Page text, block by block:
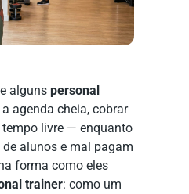
alguns personal
agenda cheia, cobrar
livre — enquanto
alunos e mal pagam
forma como eles
trainer: como um